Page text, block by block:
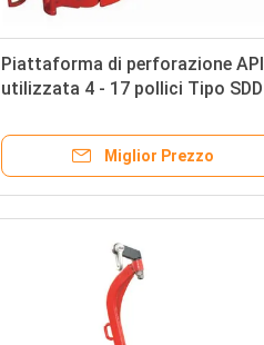
Piattaforma di perforazione API
utilizzata 4 - 17 pollici Tipo SDD
Miglior Prezzo